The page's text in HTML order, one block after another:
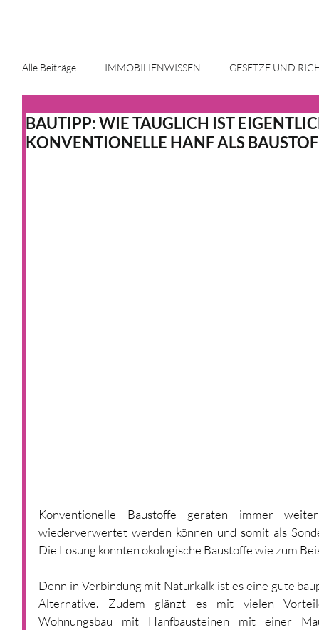
Alle Beiträge IMMOBILIENWISSEN GESETZE UND
ENERGIE UND INNOVATION IMMOBILIENMARKT
BAUTIPP: WIE TAUGLICH IST
KONVENTIONELLE HANF ALS
Konventionelle Baustoffe geraten immer
wiederverwertet werden können und somit als
Die Lösung könnten ökologische Baustoffe wie zum
Denn in Verbindung mit Naturkalk ist es eine gute
Alternative. Zudem glänzt es mit vielen
Wohnungsbau mit Hanfbausteinen mit einer